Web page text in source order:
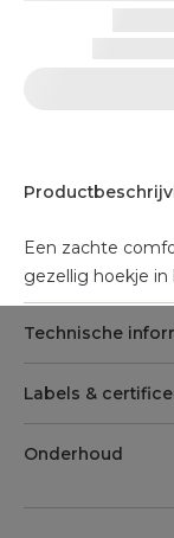
Een zachte
gezellig hoekje in
Technische
Labels &
Onderhoud